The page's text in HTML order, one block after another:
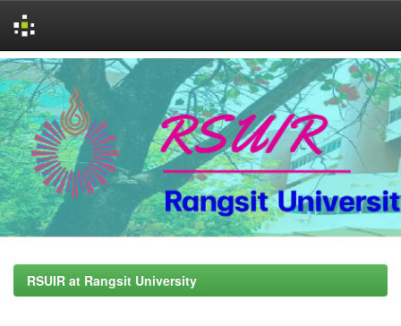
Skip
navigation
RSUIR at Rangsit University